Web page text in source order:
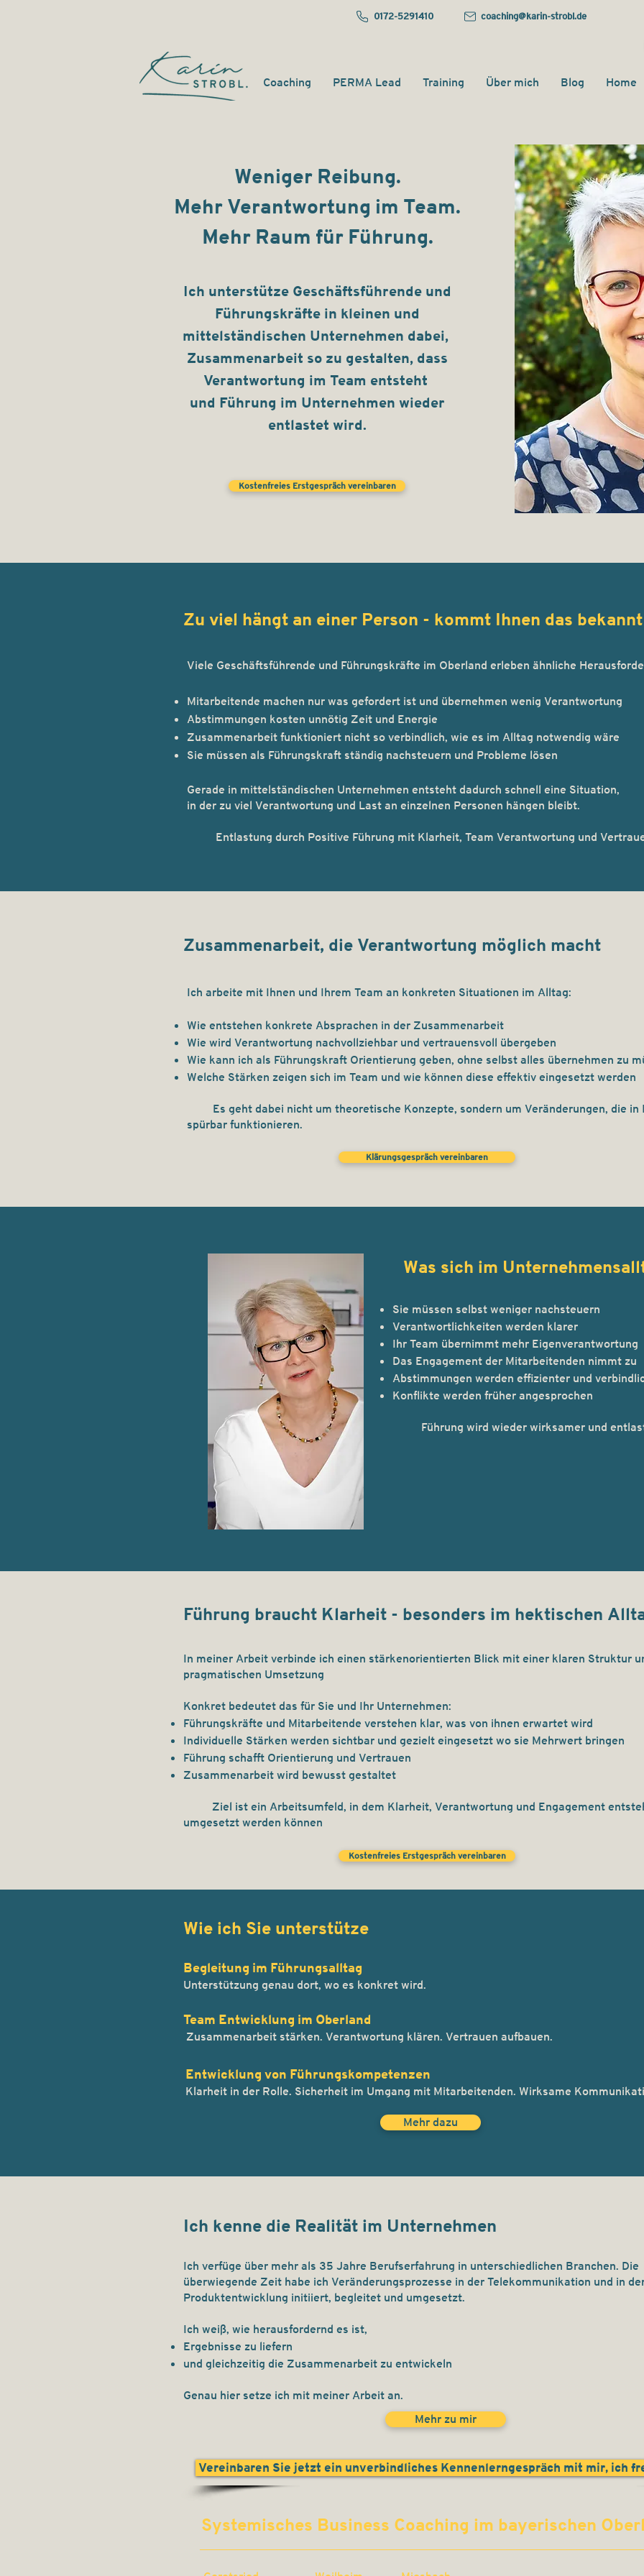
0172-5291410 coaching@karin-strobl.de
Coaching PERMA Lead Training Über mich Blog Home
Weniger Reibung.
Mehr Verantwortung im Team.
Mehr Raum für Führung.
Ich unterstütze Geschäftsführende und
Führungskräfte in kleinen und
mittelständischen Unternehmen dabei,
Zusammenarbeit so zu gestalten, dass
Verantwortung im Team entsteht
und Führung im Unternehmen wieder
entlastet wird.
Kostenfreies Erstgespräch vereinbaren
Zu viel hängt an einer Person - kommt Ihnen das
​Viele Geschäftsführende und Führungskräfte im Oberland erleben ähnliche
Mitarbeitende machen nur was gefordert ist und übernehmen wenig Verantwortung
Abstimmungen kosten unnötig Zeit und Energie
Zusammenarbeit funktioniert nicht so verbindlich, wie es im Alltag notwendig wäre
Sie müssen als Führungskraft ständig nachsteuern und Probleme lösen
Gerade in mittelständischen Unternehmen entsteht dadurch schnell eine Situation,
in der zu viel Verantwortung und Last an einzelnen Personen hängen bleibt.
Entlastung durch Positive Führung mit Klarheit, Team Verantwortung und
Zusammenarbeit, die Verantwortung möglich macht
Ich arbeite mit Ihnen und Ihrem Team an konkreten Situationen im Alltag:
Wie entstehen konkrete Absprachen in der Zusammenarbeit
Wie wird Verantwortung nachvollziehbar und vertrauensvoll übergeben
Wie kann ich als Führungskraft Orientierung geben, ohne selbst alles übernehmen zu
Welche Stärken zeigen sich im Team und wie können diese effektiv eingesetzt werden
Es geht dabei nicht um theoretische Konzepte, sondern um Veränderungen, die in
spürbar funktionieren.
Klärungsgespräch vereinbaren
Was sich im
Sie müssen selbst weniger nachsteuern
Verantwortlichkeiten werden klarer
Ihr Team übernimmt mehr Eigenverantwortung
Das Engagement der Mitarbeitenden nimmt zu
Abstimmungen werden effizienter und
Konflikte werden früher angesprochen
Führung wird wieder wirksamer und
Führung braucht Klarheit - besonders im hektischen
In meiner Arbeit verbinde ich einen stärkenorientierten Blick mit einer klaren Struktur
pragmatischen Umsetzung
Konkret bedeutet das für Sie und Ihr Unternehmen:
Führungskräfte und Mitarbeitende verstehen klar, was von ihnen erwartet wird
Individuelle Stärken werden sichtbar und gezielt eingesetzt wo sie Mehrwert bringen
Führung schafft Orientierung und Vertrauen
Zusammenarbeit wird bewusst gestaltet
Ziel ist ein Arbeitsumfeld, in dem Klarheit, Verantwortung und Engagement
umgesetzt werden können
Kostenfreies Erstgespräch vereinbaren
Wie ich Sie unterstütze
Begleitung im Führungsalltag
Unterstützung genau dort, wo es konkret wird.
Team Entwicklung im Oberland
Zusammenarbeit stärken. Verantwortung klären. Vertrauen aufbauen.
Entwicklung von Führungskompetenzen
Klarheit in der Rolle. Sicherheit im Umgang mit Mitarbeitenden. Wirksame
Mehr dazu
Ich kenne die Realität im Unternehmen
Ich verfüge über mehr als 35 Jahre Berufserfahrung in unterschiedlichen Branchen. Die
überwiegende Zeit habe ich Veränderungsprozesse in der Telekommunikation und in
Produktentwicklung initiiert, begleitet und umgesetzt.
Ich weiß, wie herausfordernd es ist,
Ergebnisse zu liefern
und gleichzeitig die Zusammenarbeit zu entwickeln
Genau hier setze ich mit meiner Arbeit an.
Mehr zu mir
Vereinbaren Sie jetzt ein unverbindliches Kennenlerngespräch mit mir, ich
Systemisches Business Coaching im bayerischen